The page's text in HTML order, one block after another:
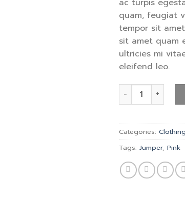
quam, feugiat
tempor sit
sit amet quam
ultricies mi
eleifend leo.
Patient Ninja
Categories: Clothing
Tags: Jumper, Pink